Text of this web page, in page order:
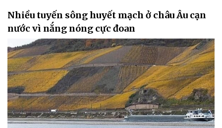
Nhiều tuyến sông huyết mạch ở châu Âu cạn
nước vì nắng nóng cực đoan